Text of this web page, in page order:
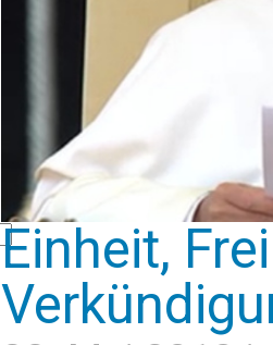
Einheit,